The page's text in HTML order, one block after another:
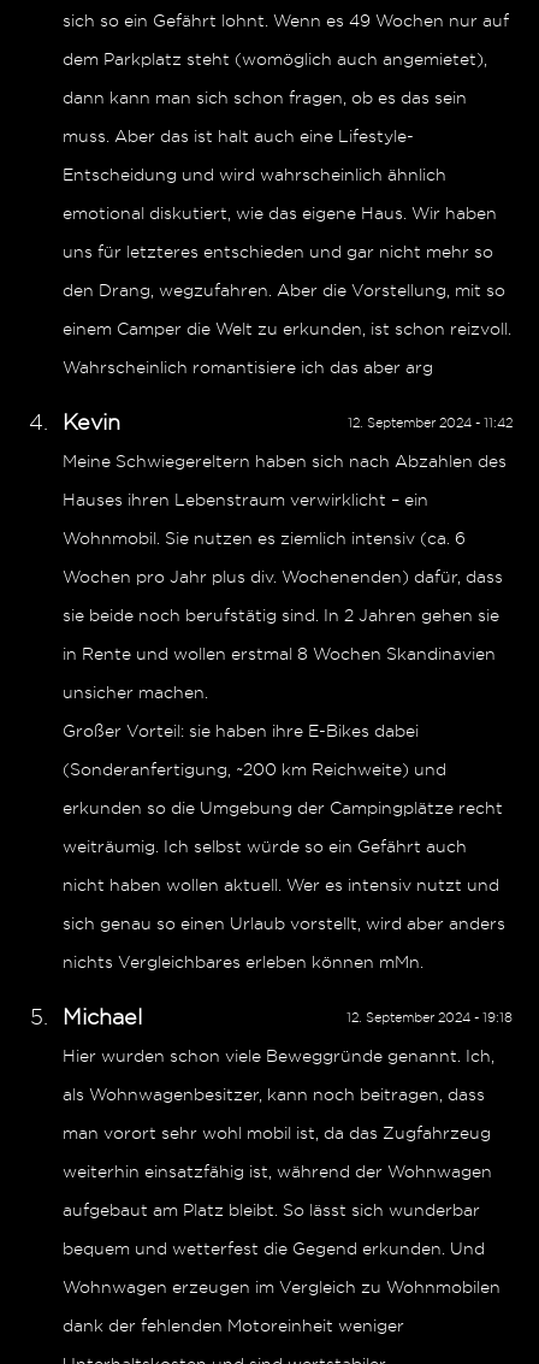
sich so ein Gefährt lohnt. Wenn es 49 Wochen nur auf
dem Parkplatz steht (womöglich auch angemietet),
dann kann man sich schon fragen, ob es das sein
muss. Aber das ist halt auch eine Lifestyle-
Entscheidung und wird wahrscheinlich ähnlich
emotional diskutiert, wie das eigene Haus. Wir haben
uns für letzteres entschieden und gar nicht mehr so
den Drang, wegzufahren. Aber die Vorstellung, mit so
einem Camper die Welt zu erkunden, ist schon reizvoll.
Wahrscheinlich romantisiere ich das aber arg
12. September 2024 - 11:42
Kevin
Meine Schwiegereltern haben sich nach Abzahlen des
Hauses ihren Lebenstraum verwirklicht – ein
Wohnmobil. Sie nutzen es ziemlich intensiv (ca. 6
Wochen pro Jahr plus div. Wochenenden) dafür, dass
sie beide noch berufstätig sind. In 2 Jahren gehen sie
in Rente und wollen erstmal 8 Wochen Skandinavien
unsicher machen.
Großer Vorteil: sie haben ihre E-Bikes dabei
(Sonderanfertigung, ~200 km Reichweite) und
erkunden so die Umgebung der Campingplätze recht
weiträumig. Ich selbst würde so ein Gefährt auch
nicht haben wollen aktuell. Wer es intensiv nutzt und
sich genau so einen Urlaub vorstellt, wird aber anders
nichts Vergleichbares erleben können mMn.
12. September 2024 - 19:18
Michael
Hier wurden schon viele Beweggründe genannt. Ich,
als Wohnwagenbesitzer, kann noch beitragen, dass
man vorort sehr wohl mobil ist, da das Zugfahrzeug
weiterhin einsatzfähig ist, während der Wohnwagen
aufgebaut am Platz bleibt. So lässt sich wunderbar
bequem und wetterfest die Gegend erkunden. Und
Wohnwagen erzeugen im Vergleich zu Wohnmobilen
dank der fehlenden Motoreinheit weniger